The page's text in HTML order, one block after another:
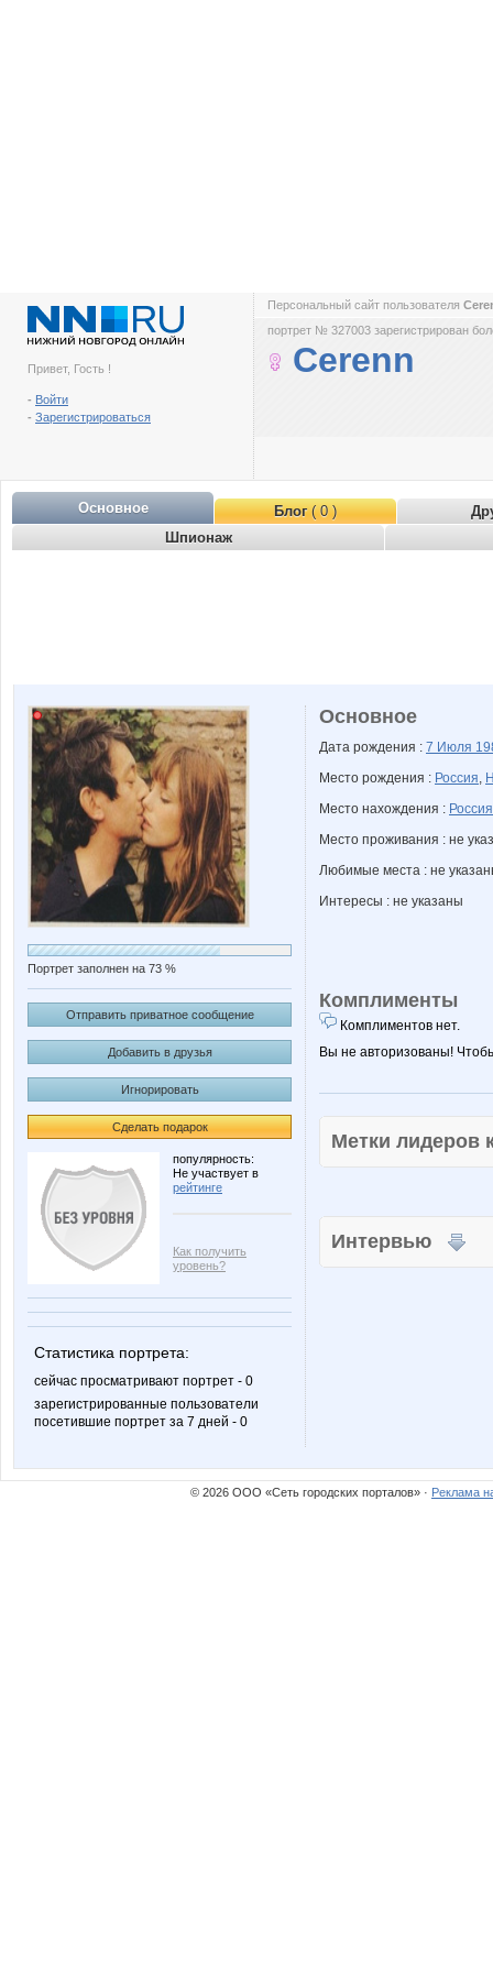
Привет, Гость !
- Войти
- Зарегистрироваться
Персональный сайт пользователя
портрет № 327003 зарегистрирован
Cerenn
Основное Блог( 0 )
Шпионаж
Портрет заполнен на 73 %
Отправить приватное сообщение
Добавить в друзья
Игнорировать
Сделать подарок
популярность:
Не участвует в
рейтинге
Как получить
уровень?
Статистика портрета:
сейчас просматривают портрет - 0
зарегистрированные пользователи
посетившие портрет за 7 дней - 0
Основное
Дата рождения : 7 Июля
Место рождения : Россия,
Место нахождения : Россия
Место проживания : не
Любимые места : не
Интересы : не указаны
Комплименты
Комплиментов нет.
Вы не авторизованы!
Метки
Интервью
© 2026 ООО «Сеть городских порталов» · Реклама